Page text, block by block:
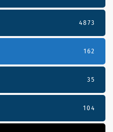
4873
162
35
104